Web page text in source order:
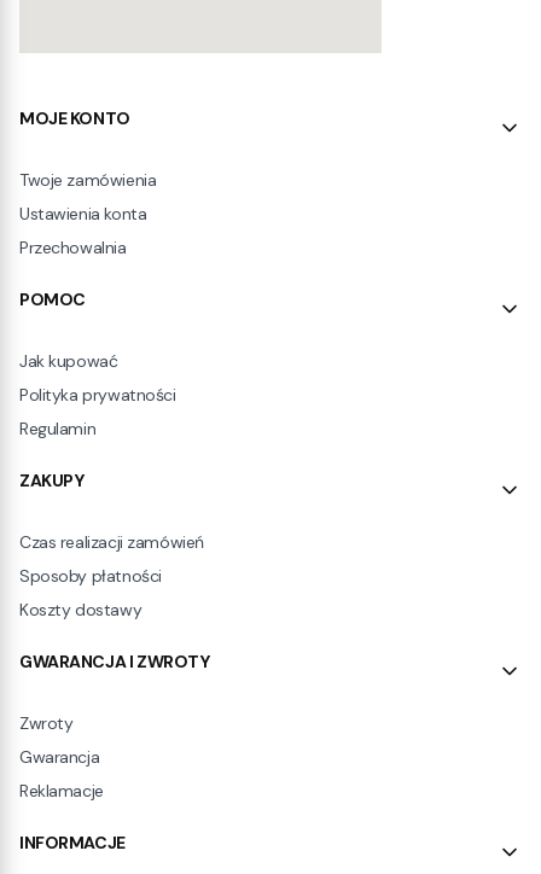
Linki w stopce
MOJE KONTO
Twoje zamówienia
Ustawienia konta
Przechowalnia
POMOC
Jak kupować
Polityka prywatności
Regulamin
ZAKUPY
Czas realizacji zamówień
Sposoby płatności
Koszty dostawy
GWARANCJA I ZWROTY
Zwroty
Gwarancja
Reklamacje
INFORMACJE